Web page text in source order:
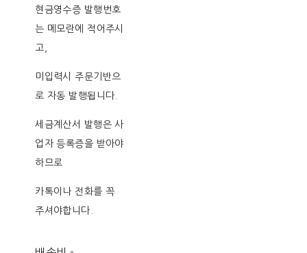
현금영수증 발행번호
는 메모란에 적어주시
고,
미입력시 주문기반으
로 자동 발행됩니다.
세금계산서 발행은 사
업자 등록증을 받아야
하므로
카톡이나 전화를 꼭
주셔야합니다.